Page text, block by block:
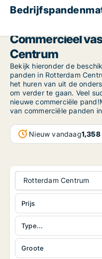
Commercieel
Centrum
Bekijk hieronder de
panden in Rotterdam
het huren van uit de
om verder te gaan. Veel
nieuwe commerciële
van commerciële panden
Nieuw vandaag1,358
Rotterdam Centrum
Type...
Groote
Prijs